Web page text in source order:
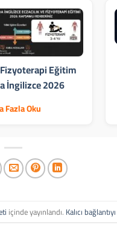
Fizyoterapi Eğitim
İngilizce 2026
Fazla Oku
içinde yayınlandı. Kalıcı bağlantıyı